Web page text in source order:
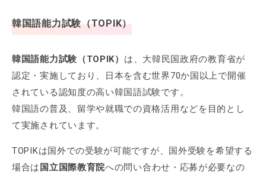
韓国語能力試験（TOPIK）
韓国語能力試験（TOPIK） は、大韓民国政府の教育省が
認定・実施しており、日本を含む世界70か国以上で開催
されている認知度の高い韓国語試験です。
韓国語の普及、留学や就職での資格活用などを目的とし
て実施されています。
TOPIKは国外での受験が可能ですが、国外受験を希望する
場合は 国立国際教育院への問い合わせ・応募が必要なの